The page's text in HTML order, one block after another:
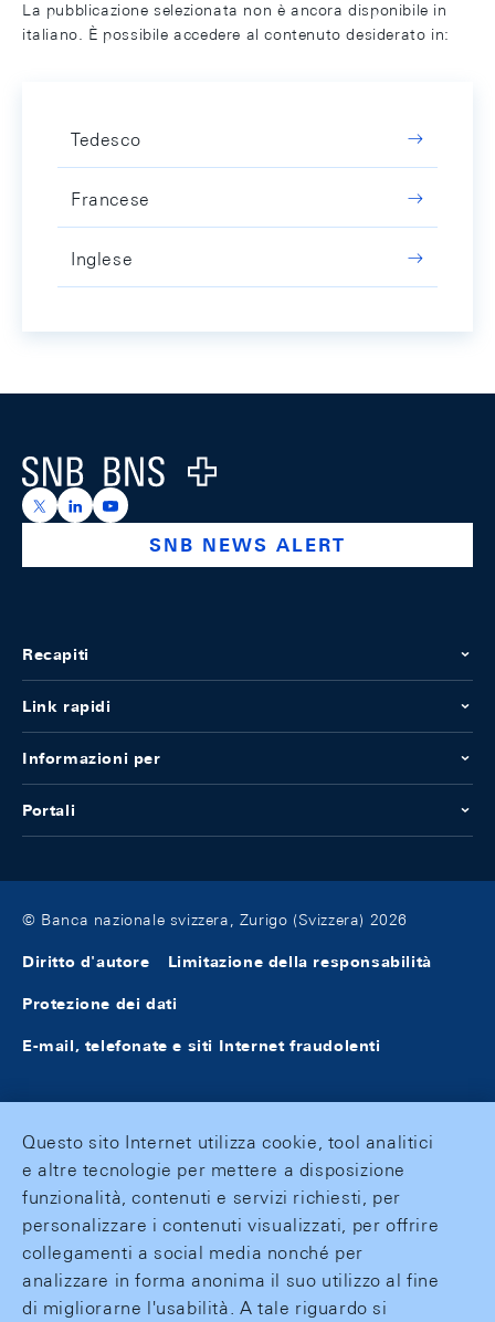
La pubblicazione selezionata non è ancora disponibile in
italiano. È possibile accedere al contenuto desiderato in:
Tedesco
Francese
Inglese
Logo
https://x.com/snb_bns
https://ch.linkedin.com/company/swiss-national-
https://www.youtube.com/@swissnationalbank
SNB NEWS ALERT
Recapiti
Link rapidi
Informazioni per
Portali
© Banca nazionale svizzera, Zurigo (Svizzera) 2026
Diritto d'autore Limitazione della responsabilità
Protezione dei dati
E-mail, telefonate e siti Internet fraudolenti
Questo sito Internet utilizza cookie, tool analitici
e altre tecnologie per mettere a disposizione
funzionalità, contenuti e servizi richiesti, per
personalizzare i contenuti visualizzati, per offrire
collegamenti a social media nonché per
analizzare in forma anonima il suo utilizzo al fine
di migliorarne l'usabilità. A tale riguardo si